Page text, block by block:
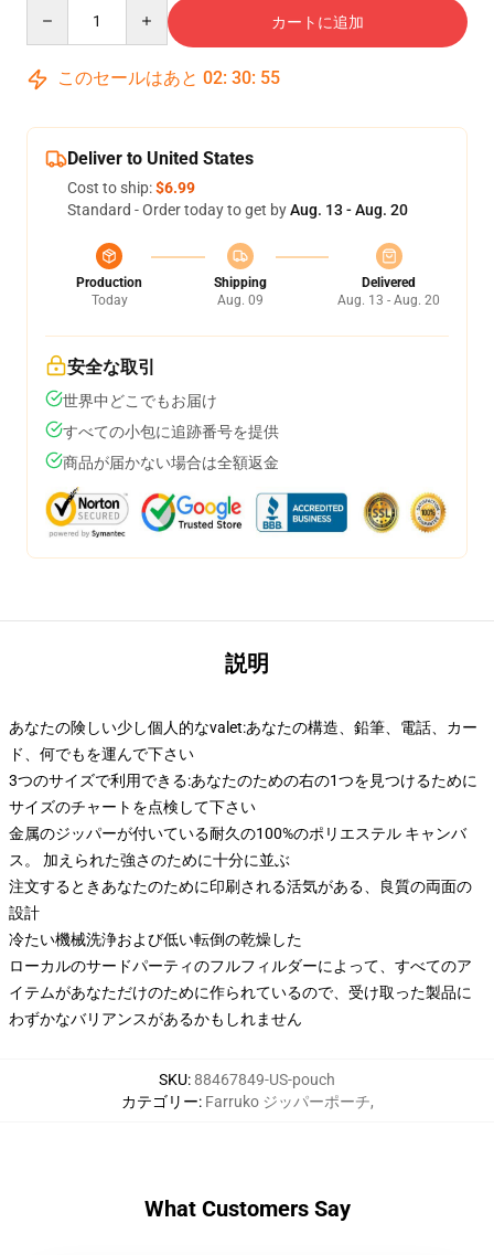
カートに追加
このセールはあと 02: 30: 55
Deliver to United States
Cost to ship:$6.99
Standard - Order today to get byAug. 13 - Aug. 20
Production
Today
Shipping
Aug. 09
Delivered
Aug. 13 - Aug. 20
安全な取引
世界中どこでもお届け
すべての小包に追跡番号を提供
商品が届かない場合は全額返金
説明
あなたの険しい少し個人的なvalet:あなたの構造、鉛筆、電話、カー
ド、何でもを運んで下さい
3つのサイズで利用できる:あなたのための右の1つを見つけるために
サイズのチャートを点検して下さい
金属のジッパーが付いている耐久の100%のポリエステル キャンバ
ス。 加えられた強さのために十分に並ぶ
注文するときあなたのために印刷される活気がある、良質の両面の
設計
冷たい機械洗浄および低い転倒の乾燥した
ローカルのサードパーティのフルフィルダーによって、すべてのア
イテムがあなただけのために作られているので、受け取った製品に
わずかなバリアンスがあるかもしれません
SKU:88467849-US-pouch
カテゴリー: Farruko ジッパーポーチ,
What Customers Say